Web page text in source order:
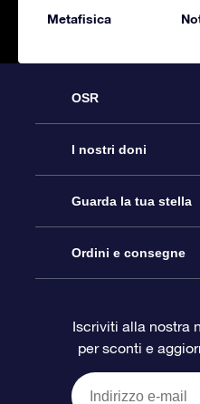
Metafisica
OSR
Assistenza
Contattaci
Blog
OSR Recensioni
I nostri doni
Online Star Gift
Pacchetto regalo OSR
Gift Card OSR
Guarda la tua stella
Registro stellare
Star Page
Ordini e consegne
Informazioni di
Iscriviti alla nostra
per sconti e